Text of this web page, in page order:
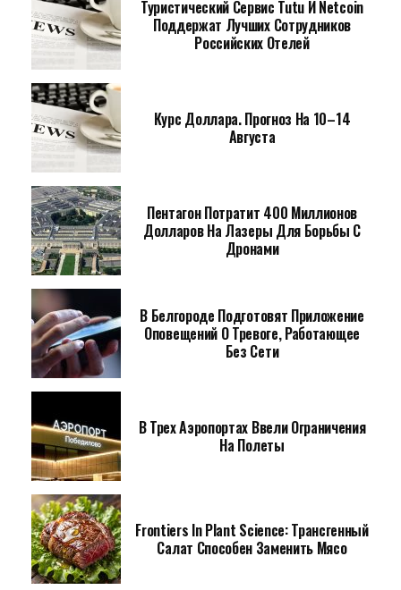
Туристический Сервис Tutu И Netcoin
Поддержат Лучших Сотрудников
Российских Отелей
Курс Доллара. Прогноз На 10–14
Августа
Пентагон Потратит 400 Миллионов
Долларов На Лазеры Для Борьбы С
Дронами
В Белгороде Подготовят Приложение
Оповещений О Тревоге, Работающее
Без Сети
В Трех Аэропортах Ввели Ограничения
На Полеты
Frontiers In Plant Science: Трансгенный
Салат Способен Заменить Мясо